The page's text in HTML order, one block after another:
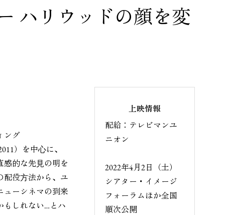
ハリウッドの顔を変
ング
）を中⼼に、
感的な先⾒の明を
配役⽅法から、ユ
ューシネマの到来
もしれない…とハ
上映情報
配給：テレビマンユ
ニオン
2022年4月2日（土）
シアター・イメージ
フォーラムほか全国
順次公開